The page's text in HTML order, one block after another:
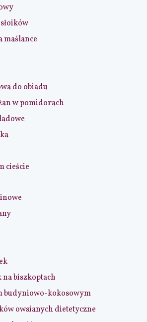
maślance
do obiadu
w pomidorach
cieście
biszkoptach
budyniowo-kokosowym
owsianych dietetyczne